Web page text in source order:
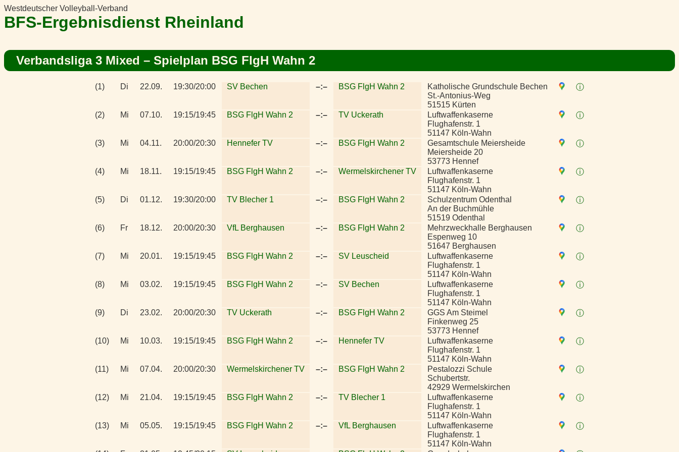
Westdeutscher Volleyball-Verband
BFS-Ergebnisdienst Rheinland
Verbandsliga 3 Mixed – Spielplan BSG FlgH Wahn 2
(1) Di 22.09. 19:30/20:00 SV Bechen –:– BSG FlgH Wahn 2
Katholische Grundschule Bechen
St.-Antonius-Weg
51515 Kürten
ⓘ
(2) Mi 07.10. 19:15/19:45 BSG FlgH Wahn 2 –:– TV Uckerath
Luftwaffenkaserne
Flughafenstr. 1
51147 Köln-Wahn
ⓘ
(3) Mi 04.11. 20:00/20:30 Hennefer TV –:– BSG FlgH Wahn 2
Gesamtschule Meiersheide
Meiersheide 20
53773 Hennef
ⓘ
(4) Mi 18.11. 19:15/19:45 BSG FlgH Wahn 2 –:– Wermelskirchener TV
Luftwaffenkaserne
Flughafenstr. 1
51147 Köln-Wahn
ⓘ
(5) Di 01.12. 19:30/20:00 TV Blecher 1 –:– BSG FlgH Wahn 2
Schulzentrum Odenthal
An der Buchmühle
51519 Odenthal
ⓘ
(6) Fr 18.12. 20:00/20:30 VfL Berghausen –:– BSG FlgH Wahn 2
Mehrzweckhalle Berghausen
Espenweg 10
51647 Berghausen
ⓘ
(7) Mi 20.01. 19:15/19:45 BSG FlgH Wahn 2 –:– SV Leuscheid
Luftwaffenkaserne
Flughafenstr. 1
51147 Köln-Wahn
ⓘ
(8) Mi 03.02. 19:15/19:45 BSG FlgH Wahn 2 –:– SV Bechen
Luftwaffenkaserne
Flughafenstr. 1
51147 Köln-Wahn
ⓘ
(9) Di 23.02. 20:00/20:30 TV Uckerath –:– BSG FlgH Wahn 2
GGS Am Steimel
Finkenweg 25
53773 Hennef
ⓘ
(10) Mi 10.03. 19:15/19:45 BSG FlgH Wahn 2 –:– Hennefer TV
Luftwaffenkaserne
Flughafenstr. 1
51147 Köln-Wahn
ⓘ
(11) Mi 07.04. 20:00/20:30 Wermelskirchener TV –:– BSG FlgH Wahn 2
Pestalozzi Schule
Schubertstr.
42929 Wermelskirchen
ⓘ
(12) Mi 21.04. 19:15/19:45 BSG FlgH Wahn 2 –:– TV Blecher 1
Luftwaffenkaserne
Flughafenstr. 1
51147 Köln-Wahn
ⓘ
(13) Mi 05.05. 19:15/19:45 BSG FlgH Wahn 2 –:– VfL Berghausen
Luftwaffenkaserne
Flughafenstr. 1
51147 Köln-Wahn
ⓘ